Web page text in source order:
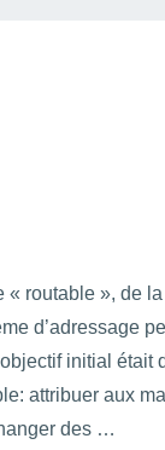
routable », de
d’adressage
initial était
attribuer aux
des …